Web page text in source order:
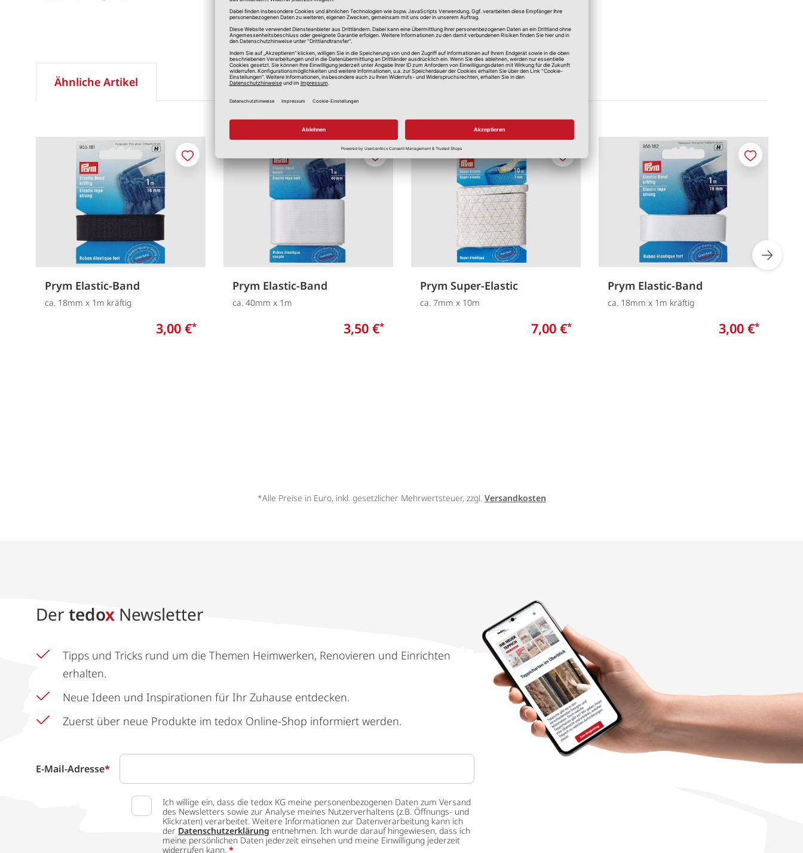
Ähnliche Artikel
Prym Elastic-Band
ca. 18mm x 1m kräftig
3,00 €*
Merken
Prym Elastic-Band
ca. 40mm x 1m
3,50 €*
Merken
Prym Super-Elastic
ca. 7mm x 10m
7,00 €*
Merken
Prym Elastic-Band
ca. 18mm x 1m kräftig
3,00 €*
Merken
*Alle Preise in Euro, inkl. gesetzlicher Mehrwertsteuer, zzgl. Versandkosten
Der tedox Newsletter
Tipps und Tricks rund um die Themen Heimwerken, Renovieren und Einrichten
erhalten.
Neue Ideen und Inspirationen für Ihr Zuhause entdecken.
Zuerst über neue Produkte im tedox Online-Shop informiert werden.
E-Mail-Adresse*
Ich willige ein, dass die tedox KG meine personenbezogenen Daten zum Versand
des Newsletters sowie zur Analyse meines Nutzerverhaltens (z.B. Öffnungs- und
Klickraten) verarbeitet. Weitere Informationen zur Datenverarbeitung kann ich
der Datenschutzerklärung entnehmen. Ich wurde darauf hingewiesen, dass ich
meine persönlichen Daten jederzeit einsehen und meine Einwilligung jederzeit
widerrufen kann. *